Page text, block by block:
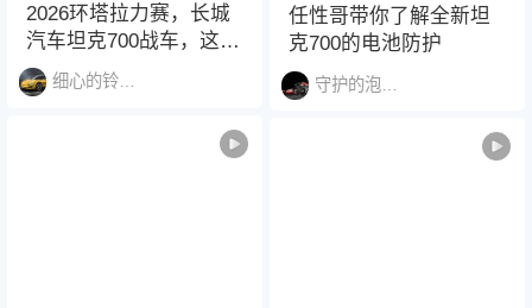
2026环塔拉力赛，长城
汽车坦克700战车，这是
坦克700HI4Z?还是坦克
HI4T?
细心的铃兰花1484
任性哥带你了解全新坦
克700的电池防护